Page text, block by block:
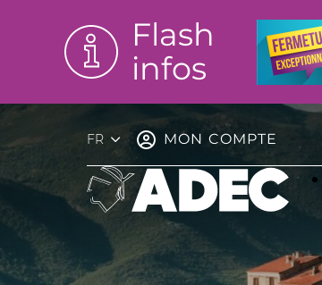
Flash
infos
FR MON COMPTE